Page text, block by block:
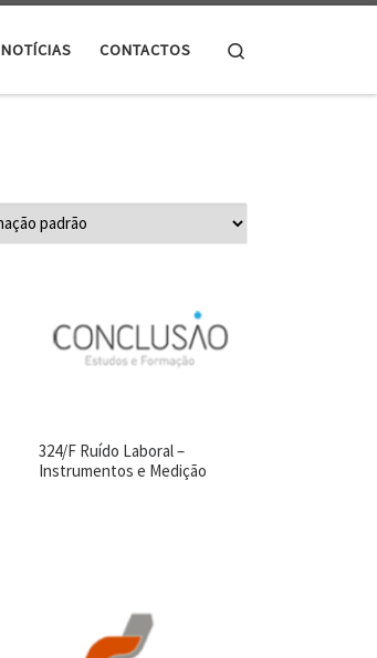
NOTÍCIAS CONTACTOS
324/F Ruído Laboral –
Instrumentos e Medição